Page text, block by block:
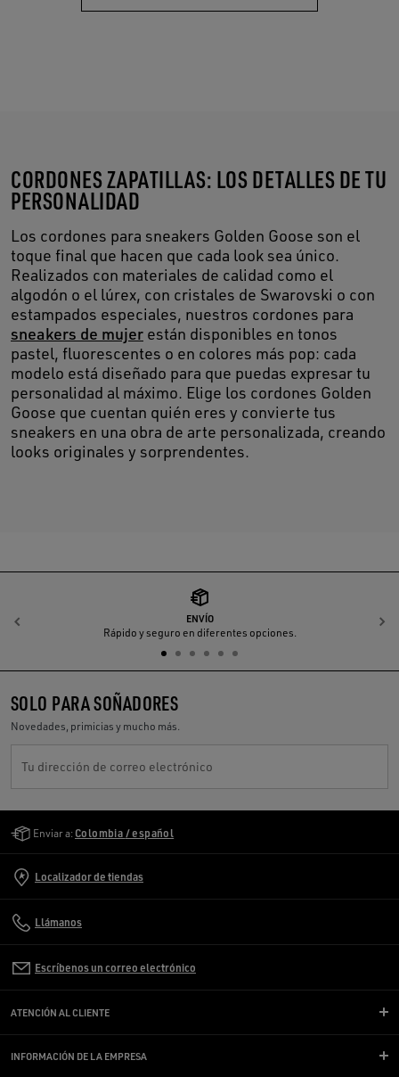
CORDONES ZAPATILLAS: LOS DETALLES DE TU
PERSONALIDAD
Los cordones para sneakers Golden Goose son el
toque final que hacen que cada look sea único.
Realizados con materiales de calidad como el
algodón o el lúrex, con cristales de Swarovski o con
estampados especiales, nuestros cordones para
sneakers de mujer están disponibles en tonos
pastel, fluorescentes o en colores más pop: cada
modelo está diseñado para que puedas expresar tu
personalidad al máximo. Elige los cordones Golden
Goose que cuentan quién eres y convierte tus
sneakers en una obra de arte personalizada, creando
looks originales y sorprendentes.
ENVÍO
Rápido y seguro en diferentes opciones.
Anterior
SOLO PARA SOÑADORES
Novedades, primicias y mucho más.
Tu dirección de correo electrónico
Enviar a: Colombia / español
Localizador de tiendas
Llámanos
Escríbenos un correo electrónico
ATENCIÓN AL CLIENTE
INFORMACIÓN DE LA EMPRESA